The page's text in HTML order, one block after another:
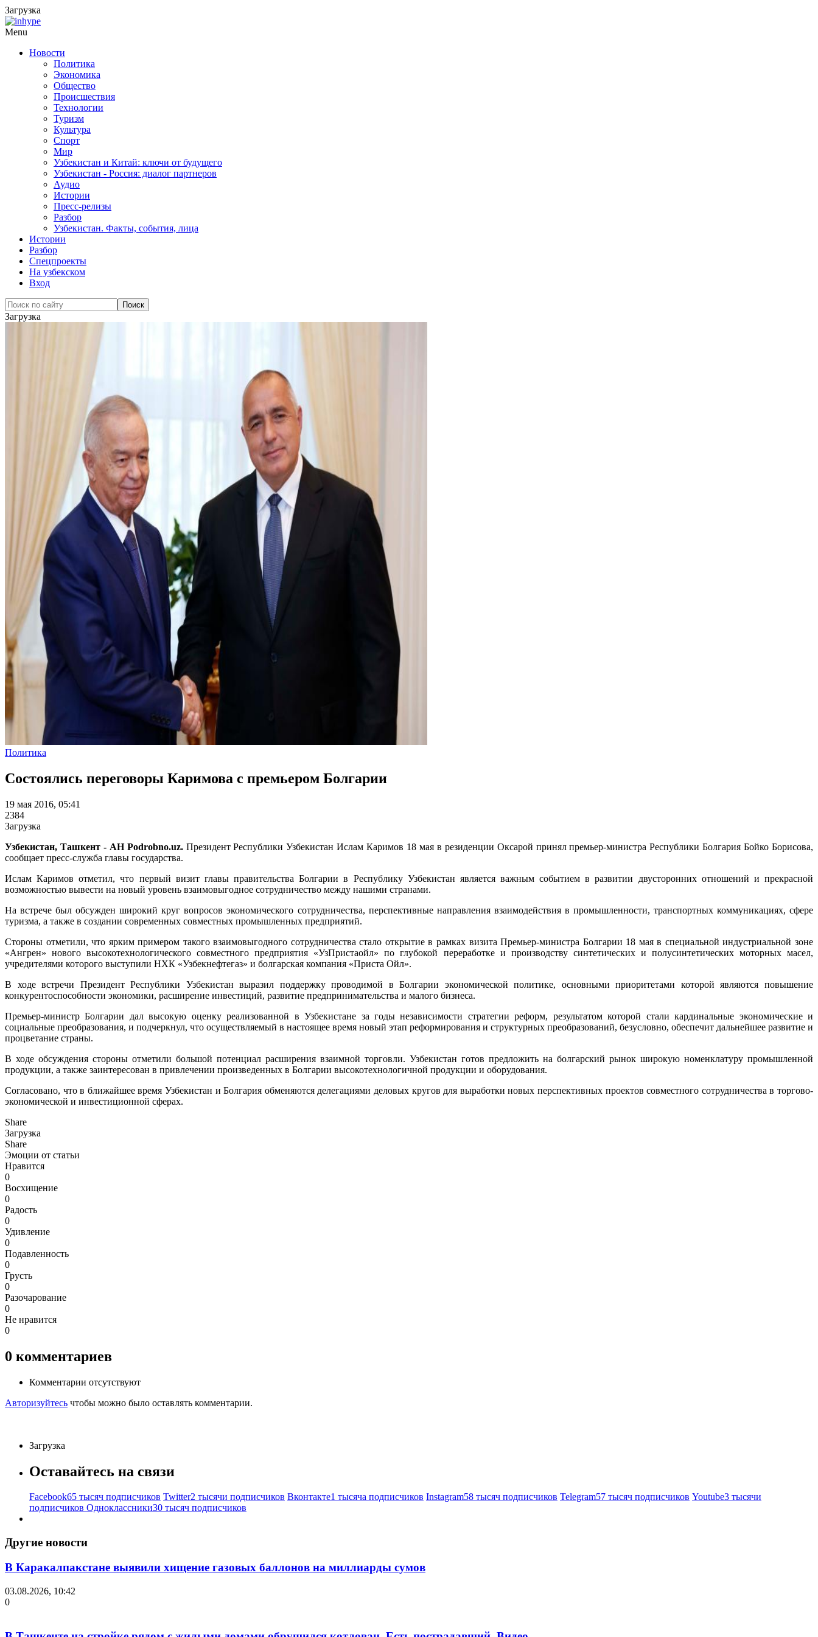
Загрузка
Menu
Новости
Политика
Экономика
Общество
Происшествия
Технологии
Туризм
Культура
Спорт
Мир
Узбекистан и Китай: ключи от будущего
Узбекистан - Россия: диалог партнеров
Аудио
Истории
Пресс-релизы
Разбор
Узбекистан. Факты, события, лица
Истории
Разбор
Спецпроекты
На узбекском
Вход
Загрузка
Политика
Состоялись переговоры Каримова с премьером Болгарии
19 мая 2016, 05:41
2384
Загрузка
Узбекистан, Ташкент - АН Podrobno.uz.Президент Республики Узбекистан Ислам Каримов 18 мая в резиденции Оксарой принял премьер-министра Республики Болгария Бойко Борисова,
сообщает пресс-служба главы государства.
Ислам Каримов отметил, что первый визит главы правительства Болгарии в Республику Узбекистан является важным событием в развитии двусторонних отношений и прекрасной
возможностью вывести на новый уровень взаимовыгодное сотрудничество между нашими странами.
На встрече был обсужден широкий круг вопросов экономического сотрудничества, перспективные направления взаимодействия в промышленности, транспортных коммуникациях, сфере
туризма, а также в создании современных совместных промышленных предприятий.
Стороны отметили, что ярким примером такого взаимовыгодного сотрудничества стало открытие в рамках визита Премьер-министра Болгарии 18 мая в специальной индустриальной зоне
«Ангрен» нового высокотехнологического совместного предприятия «УзПристаойл» по глубокой переработке и производству синтетических и полусинтетических моторных масел,
учредителями которого выступили НХК «Узбекнефтегаз» и болгарская компания «Приста Ойл».
В ходе встречи Президент Республики Узбекистан выразил поддержку проводимой в Болгарии экономической политике, основными приоритетами которой являются повышение
конкурентоспособности экономики, расширение инвестиций, развитие предпринимательства и малого бизнеса.
Премьер-министр Болгарии дал высокую оценку реализованной в Узбекистане за годы независимости стратегии реформ, результатом которой стали кардинальные экономические и
социальные преобразования, и подчеркнул, что осуществляемый в настоящее время новый этап реформирования и структурных преобразований, безусловно, обеспечит дальнейшее развитие и
процветание страны.
В ходе обсуждения стороны отметили большой потенциал расширения взаимной торговли. Узбекистан готов предложить на болгарский рынок широкую номенклатуру промышленной
продукции, а также заинтересован в привлечении произведенных в Болгарии высокотехнологичной продукции и оборудования.
Согласовано, что в ближайшее время Узбекистан и Болгария обменяются делегациями деловых кругов для выработки новых перспективных проектов совместного сотрудничества в торгово-
экономической и инвестиционной сферах.
Share
Загрузка
Share
Эмоции от статьи
Нравится
0
Восхищение
0
Радость
0
Удивление
0
Подавленность
0
Грусть
0
Разочарование
0
Не нравится
0
0 комментариев
Комментарии отсутствуют
Авторизуйтесь чтобы можно было оставлять комментарии.
Загрузка
Оставайтесь на связи
Facebook65 тысяч подписчиков Twitter2 тысячи подписчиков Вконтакте1 тысяча подписчиков Instagram58 тысяч подписчиков Telegram57 тысяч подписчиков Youtube3 тысячи
подписчиков Одноклассники30 тысяч подписчиков
Другие новости
В Каракалпакстане выявили хищение газовых баллонов на миллиарды сумов
03.08.2026, 10:42
0